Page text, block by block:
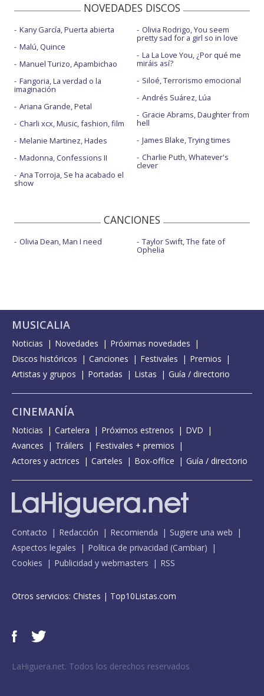
NOVEDADES DISCOS
Kany García, Puerta abierta
Malú, Quince
Manuel Turizo, Apambichao
Fangoria, La verdad o la
imaginación
Ariana Grande, Petal
Charli xcx, Music, fashion, film
Melanie Martinez, Hades
Madonna, Confessions II
Ana Torroja, Se ha acabado el
show
Olivia Rodrigo, You seem
pretty sad for a girl so in love
La La Love You, ¿Por qué me
miráis así?
Siloé, Terrorismo emocional
Andrés Suárez, Lúa
Gracie Abrams, Daughter from
hell
James Blake, Trying times
Charlie Puth, Whatever's
clever
CANCIONES
Olivia Dean, Man I need Taylor Swift, The fate of
Ophelia
MUSICALIA
Noticias Novedades
Próximas novedades
Discos históricos
Canciones Festivales
Premios
Artistas y grupos
Portadas Listas Guía / directorio
CINEMANÍA
Noticias Cartelera Próximos estrenos
DVD
Avances
Tráilers
Festivales + premios
Actores y actrices
Carteles Box-office Guía / directorio
Contacto Redacción Recomienda
Sugiere una web
Aspectos legales
Política de privacidad (Cambiar)
Cookies
Publicidad y webmasters RSS
Otros servicios: Chistes | Top10Listas.com
LaHiguera.net. Todos los derechos reservados